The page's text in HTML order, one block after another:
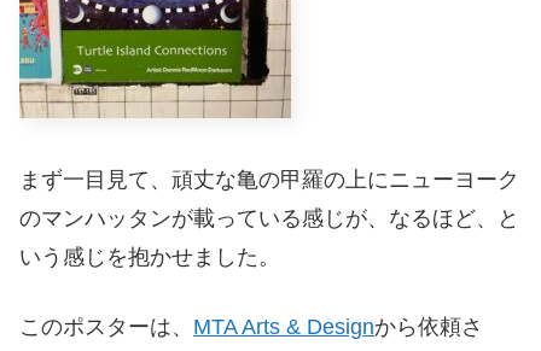
まず一目見て、頑丈な亀の甲羅の上にニューヨーク
のマンハッタンが載っている感じが、なるほど、と
いう感じを抱かせました。
このポスターは、 MTA Arts & Designから依頼さ